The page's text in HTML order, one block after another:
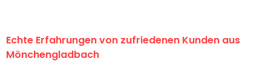
Echte Erfahrungen von zufriedenen Kunden aus
Mönchengladbach